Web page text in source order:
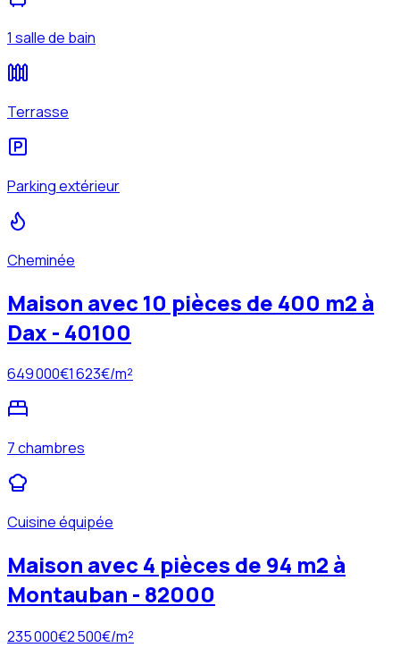
1 salle de bain
Terrasse
Parking extérieur
Cheminée
Maison avec 10 pièces de 400 m2 à
Dax - 40100
649 000€1 623€/m²
7 chambres
Cuisine équipée
Maison avec 4 pièces de 94 m2 à
Montauban - 82000
235 000€2 500€/m²